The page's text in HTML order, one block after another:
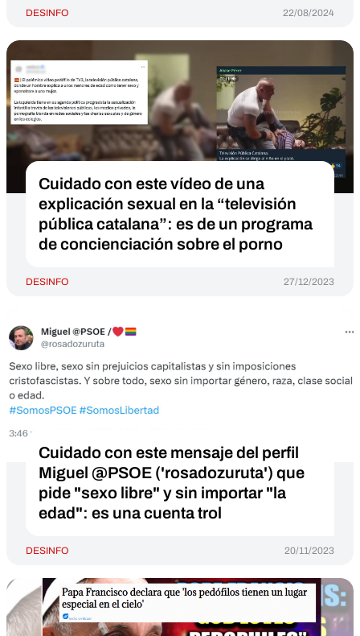
DESINFO 22/08/2024
Cuidado con este vídeo de una
explicación sexual en la “televisión
pública catalana”: es de un programa
de concienciación sobre el porno
DESINFO 27/12/2023
Cuidado con este mensaje del perfil
Miguel @PSOE ('rosadozuruta') que
pide "sexo libre" y sin importar "la
edad": es una cuenta trol
DESINFO 20/11/2023